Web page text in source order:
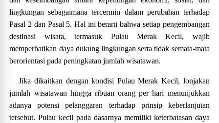
lingkungan sebagaimana tercermin dalam perubahan terhadap
Pasal 2 dan Pasal 5. Hal ini berarti bahwa setiap pengembangan
destinasi wisata, termasuk Pulau Merak Kecil, wajib
memperhatikan daya dukung lingkungan serta tidak semata-mata
berorientasi pada peningkatan jumlah wisatawan.
Jika dikaitkan dengan kondisi Pulau Merak Kecil, lonjakan
jumlah wisatawan hingga ribuan orang per hari menunjukkan
adanya potensi pelanggaran terhadap prinsip keberlanjutan
tersebut. Pulau kecil pada dasarnya memiliki keterbatasan daya